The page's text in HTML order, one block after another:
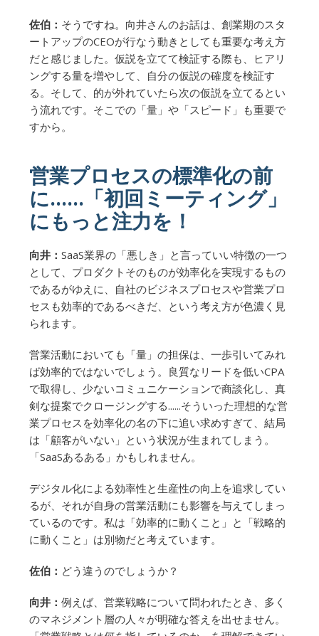
佐伯： そうですね。向井さんのお話は、創業期のスタ
ートアップのCEOが行なう動きとしても重要な考え方
だと感じました。仮説を立てて検証する際も、ヒアリ
ングする量を増やして、自分の仮説の確度を検証す
る。そして、的が外れていたら次の仮説を立てるとい
う流れです。そこでの「量」や「スピード」も重要で
すから。
営業プロセスの標準化の前
に......「初回ミーティング」
にもっと注力を！
向井： SaaS業界の「悪しき」と言っていい特徴の一つ
として、プロダクトそのものが効率化を実現するもの
であるがゆえに、自社のビジネスプロセスや営業プロ
セスも効率的であるべきだ、という考え方が色濃く見
られます。
営業活動においても「量」の担保は、一歩引いてみれ
ば効率的ではないでしょう。良質なリードを低いCPA
で取得し、少ないコミュニケーションで商談化し、真
剣な提案でクロージングする......そういった理想的な営
業プロセスを効率化の名の下に追い求めすぎて、結局
は「顧客がいない」という状況が生まれてしまう。
「SaaSあるある」かもしれません。
デジタル化による効率性と生産性の向上を追求してい
るが、それが自身の営業活動にも影響を与えてしまっ
ているのです。私は「効率的に動くこと」と「戦略的
に動くこと」は別物だと考えています。
佐伯： どう違うのでしょうか？
向井： 例えば、営業戦略について問われたとき、多く
のマネジメント層の人々が明確な答えを出せません。